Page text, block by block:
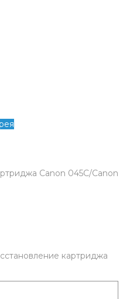
Canon 045C/Canon
картриджа